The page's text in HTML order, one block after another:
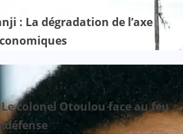
: La dégradation de l’axe
colonel Otoulou face au feu
défense